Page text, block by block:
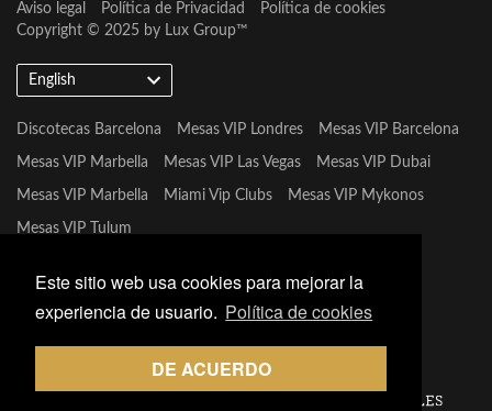
Este sitio web usa cookies para mejorar la
experiencia de usuario. Política de cookies
DE ACUERDO
Aviso legal Política de Privacidad
Política de cookies
Copyright © 2025 by Lux Group™
English
Discotecas Barcelona Mesas VIP Londres Mesas VIP Barcelona
Mesas VIP Marbella Mesas VIP Las Vegas Mesas VIP Dubai
Mesas VIP Marbella Miami Vip Clubs Mesas VIP Mykonos
Mesas VIP Tulum